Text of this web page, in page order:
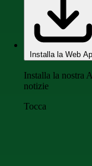
Installa la Web
Installa la nostra
notizie
Tocca